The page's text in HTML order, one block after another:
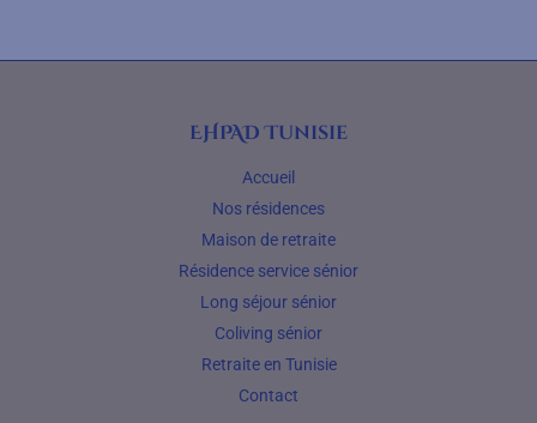
EHPAD Tunisie
Accueil
Nos résidences
Maison de retraite
Résidence service sénior
Long séjour sénior
Coliving sénior
Retraite en Tunisie
Contact